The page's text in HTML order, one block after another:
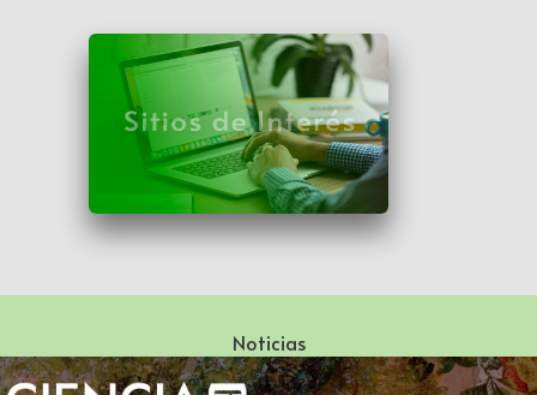
Noticias
Especialización en Literatura Mexicana del Siglo XX